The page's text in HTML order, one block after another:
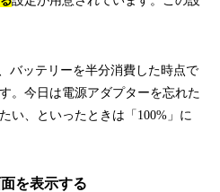
バッテリーを半分消費した時点で
。今日は電源アダプターを忘れた
い、といったときは「100%」に
を表示する